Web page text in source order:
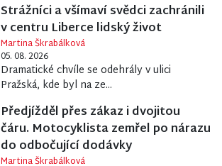
Strážníci a všímaví svědci zachránili
v centru Liberce lidský život
Martina Škrabálková
05. 08. 2026
Dramatické chvíle se odehrály v ulici
Pražská, kde byl na ze...
Předjížděl přes zákaz i dvojitou
čáru. Motocyklista zemřel po nárazu
do odbočující dodávky
Martina Škrabálková